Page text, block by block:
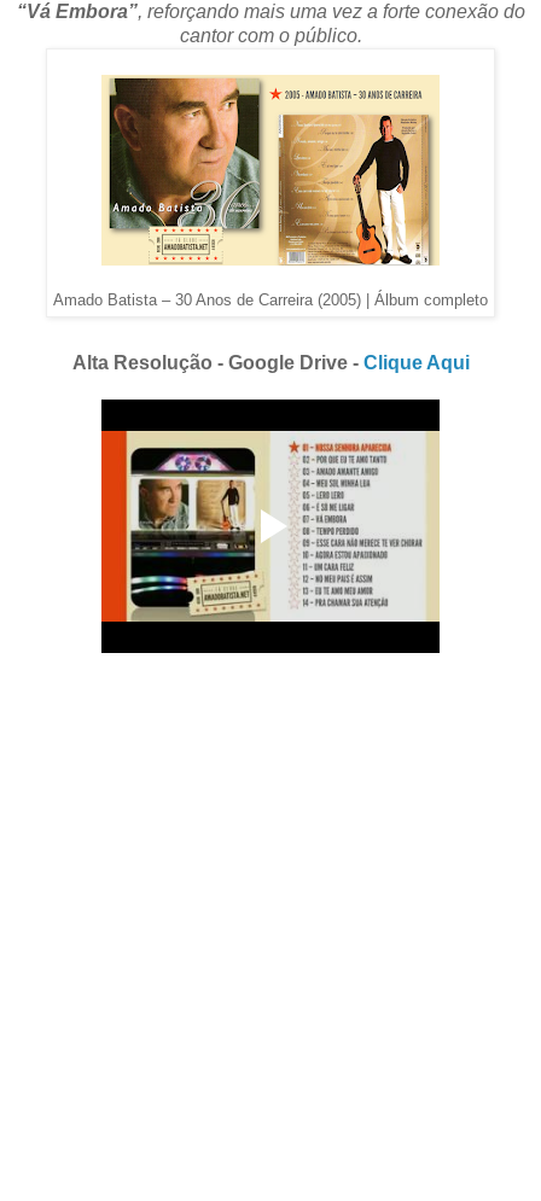
“Vá Embora”, reforçando mais uma vez a forte conexão do
cantor com o público.
Amado Batista – 30 Anos de Carreira (2005) | Álbum completo
Alta Resolução - Google Drive - Clique Aqui